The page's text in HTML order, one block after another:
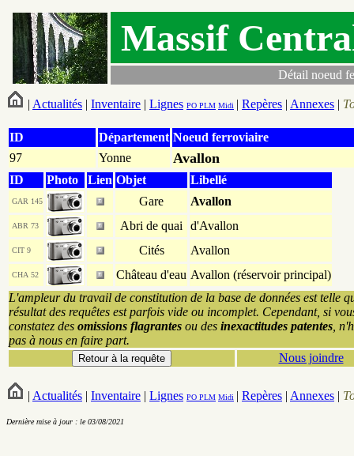
Massif
Détail noeud
| Actualités | Inventaire | Lignes PO PLM Midi | Repères | Annexes |
ID Département Noeud ferroviaire
97
Yonne Avallon
ID Photo Lien Objet Libellé
GAR 145 Gare Avallon
ABR 73 Abri de quai d'Avallon
CIT 9 Cités Avallon
CHA 52 Château d'eau Avallon (réservoir principal)
L'ampleur du travail de constitution de la base de données est telle
résultat des requêtes est parfois vide ou incomplet. Cependant, si
constatez des omissions flagrantes ou des inexactitudes patentes ,
pas à nous en faire part.
Nous joindre
| Actualités | Inventaire | Lignes PO PLM Midi | Repères | Annexes |
Dernière mise à jour : le 03/08/2021